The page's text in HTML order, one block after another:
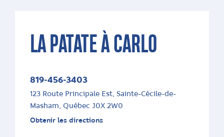
LA PATATE À CARLO
819-456-3403
123 Route Principale Est, Sainte-Cécile-de-
Masham, Québec J0X 2W0
Obtenir les directions